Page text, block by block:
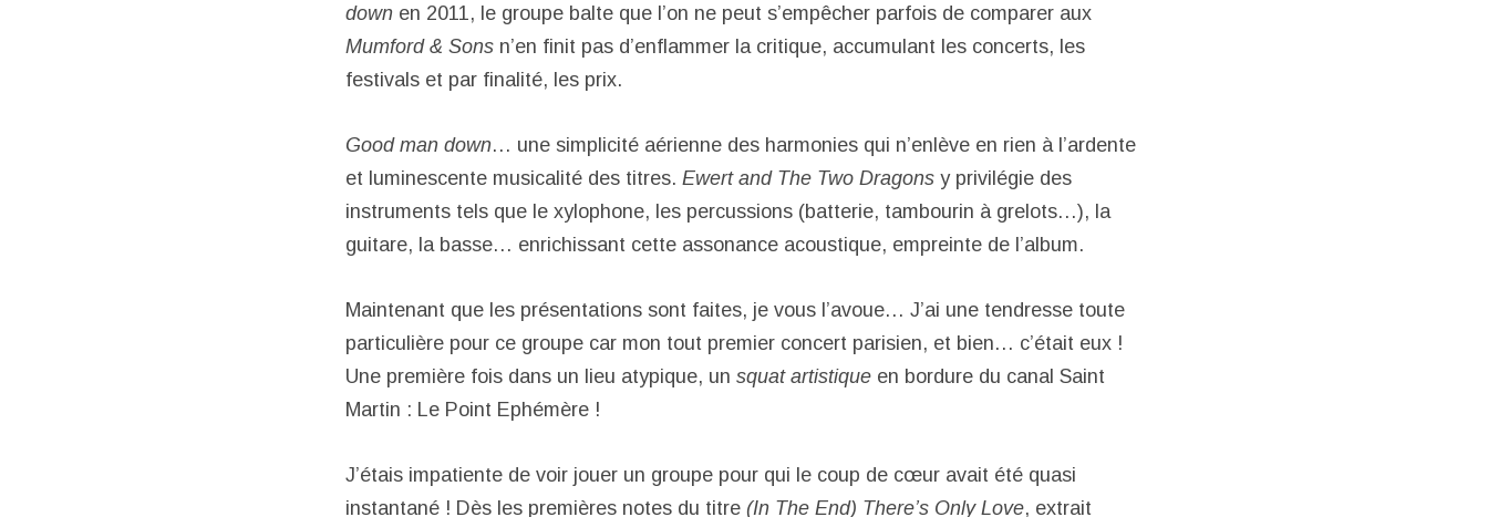
down en 2011, le groupe balte que l’on ne peut s’empêcher parfois de comparer aux
Mumford & Sons n’en finit pas d’enflammer la critique, accumulant les concerts, les
festivals et par finalité, les prix.
Good man down… une simplicité aérienne des harmonies qui n’enlève en rien à l’ardente
et luminescente musicalité des titres. Ewert and The Two Dragons y privilégie des
instruments tels que le xylophone, les percussions (batterie, tambourin à grelots…), la
guitare, la basse… enrichissant cette assonance acoustique, empreinte de l’album.
Maintenant que les présentations sont faites, je vous l’avoue… J’ai une tendresse toute
particulière pour ce groupe car mon tout premier concert parisien, et bien… c’était eux !
Une première fois dans un lieu atypique, un squat artistique en bordure du canal Saint
Martin : Le Point Ephémère !
J’étais impatiente de voir jouer un groupe pour qui le coup de cœur avait été quasi
instantané ! Dès les premières notes du titre (In The End) There’s Only Love, extrait